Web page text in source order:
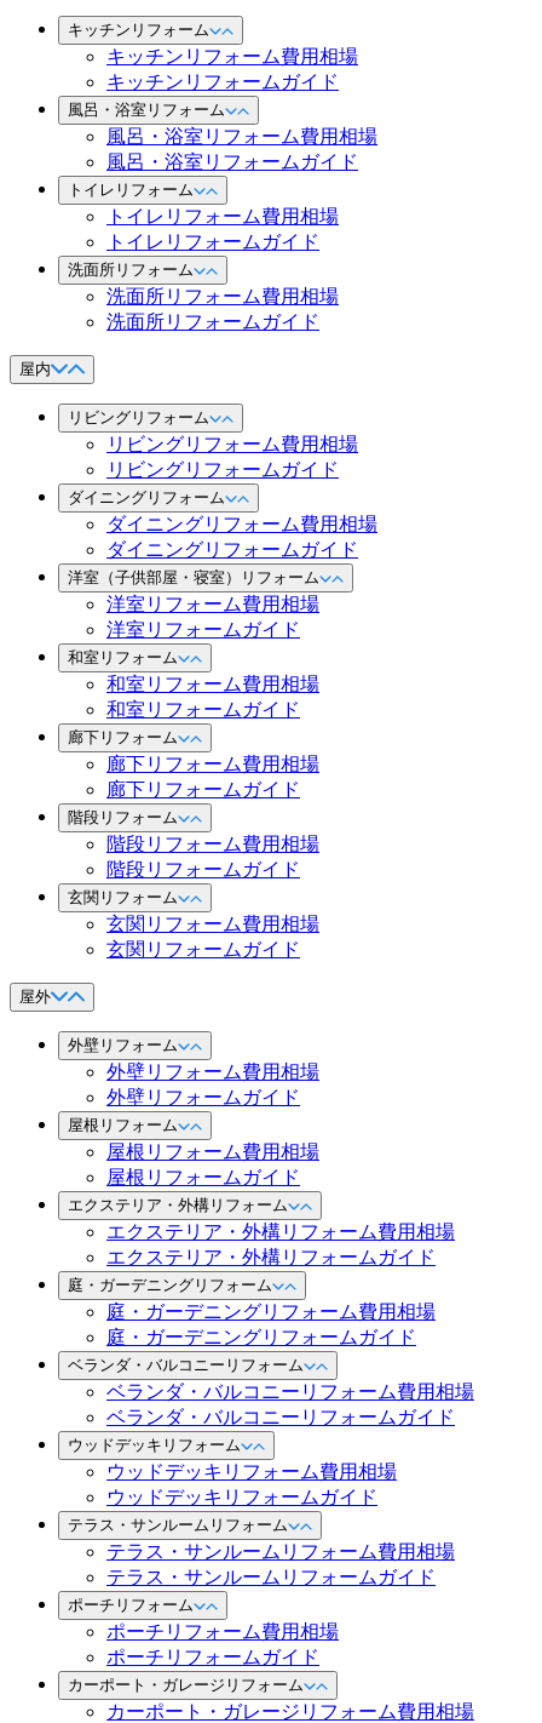
キッチンリフォーム
キッチンリフォーム費用相場
キッチンリフォームガイド
風呂・浴室リフォーム
風呂・浴室リフォーム費用相場
風呂・浴室リフォームガイド
トイレリフォーム
トイレリフォーム費用相場
トイレリフォームガイド
洗面所リフォーム
洗面所リフォーム費用相場
洗面所リフォームガイド
屋内
リビングリフォーム
リビングリフォーム費用相場
リビングリフォームガイド
ダイニングリフォーム
ダイニングリフォーム費用相場
ダイニングリフォームガイド
洋室（子供部屋・寝室）リフォーム
洋室リフォーム費用相場
洋室リフォームガイド
和室リフォーム
和室リフォーム費用相場
和室リフォームガイド
廊下リフォーム
廊下リフォーム費用相場
廊下リフォームガイド
階段リフォーム
階段リフォーム費用相場
階段リフォームガイド
玄関リフォーム
玄関リフォーム費用相場
玄関リフォームガイド
屋外
外壁リフォーム
外壁リフォーム費用相場
外壁リフォームガイド
屋根リフォーム
屋根リフォーム費用相場
屋根リフォームガイド
エクステリア・外構リフォーム
エクステリア・外構リフォーム費用相場
エクステリア・外構リフォームガイド
庭・ガーデニングリフォーム
庭・ガーデニングリフォーム費用相場
庭・ガーデニングリフォームガイド
ベランダ・バルコニーリフォーム
ベランダ・バルコニーリフォーム費用相場
ベランダ・バルコニーリフォームガイド
ウッドデッキリフォーム
ウッドデッキリフォーム費用相場
ウッドデッキリフォームガイド
テラス・サンルームリフォーム
テラス・サンルームリフォーム費用相場
テラス・サンルームリフォームガイド
ポーチリフォーム
ポーチリフォーム費用相場
ポーチリフォームガイド
カーポート・ガレージリフォーム
カーポート・ガレージリフォーム費用相場